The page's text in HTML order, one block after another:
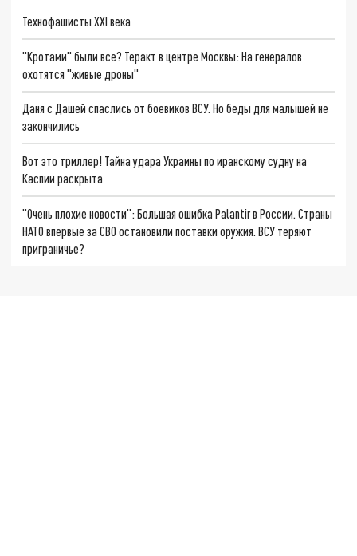
Технофашисты XXI века
"Кротами" были все? Теракт в центре Москвы: На генералов
охотятся "живые дроны"
Даня с Дашей спаслись от боевиков ВСУ. Но беды для малышей не
закончились
Вот это триллер! Тайна удара Украины по иранскому судну на
Каспии раскрыта
"Очень плохие новости": Большая ошибка Palantir в России. Страны
НАТО впервые за СВО остановили поставки оружия. ВСУ теряют
приграничье?